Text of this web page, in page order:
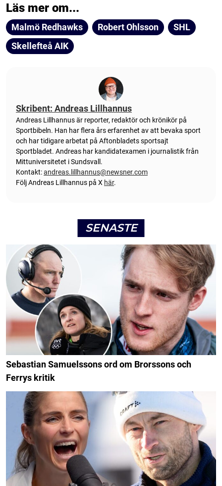
Läs mer om...
Malmö Redhawks Robert Ohlsson
SHL
Skellefteå AIK
Skribent: Andreas Lillhannus
Andreas Lillhannus är reporter, redaktör och krönikör på
Sportbibeln. Han har flera års erfarenhet av att bevaka sport
och har tidigare arbetat på Aftonbladets sportsajt
Sportbladet. Andreas har kandidatexamen i journalistik från
Mittuniversitetet i Sundsvall.
Kontakt:andreas.lillhannus@newsner.com
Följ Andreas Lillhannus på X här.
SENASTE
Sebastian Samuelssons ord om Brorssons och
Ferrys kritik